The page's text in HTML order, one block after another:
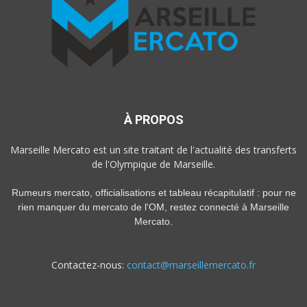
À PROPOS
Marseille Mercato est un site traitant de l'actualité des transferts
de l'Olympique de Marseille.
Rumeurs mercato, officialisations et tableau récapitulatif : pour ne
rien manquer du mercato de l'OM, restez connecté à Marseille
Mercato.
Contactez-nous: contact@marseillemercato.fr